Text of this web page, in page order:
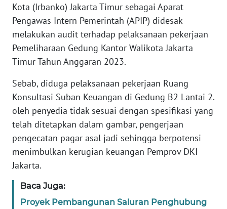
Kota (Irbanko) Jakarta Timur sebagai Aparat
Pengawas Intern Pemerintah (APIP) didesak
melakukan audit terhadap pelaksanaan pekerjaan
Pemeliharaan Gedung Kantor Walikota Jakarta
Timur Tahun Anggaran 2023.
Sebab, diduga pelaksanaan pekerjaan Ruang
Konsultasi Suban Keuangan di Gedung B2 Lantai 2.
oleh penyedia tidak sesuai dengan spesifikasi yang
telah ditetapkan dalam gambar, pengerjaan
pengecatan pagar asal jadi sehingga berpotensi
menimbulkan kerugian keuangan Pemprov DKI
Jakarta.
Baca Juga:
Proyek Pembangunan Saluran Penghubung
INDEKS
BERITA
KAMI
INFO
IKLAN
TENTANG
KAMI
PEDOMAN
MEDIA
REDAKSI